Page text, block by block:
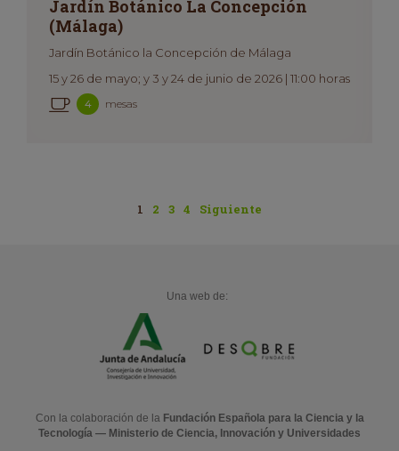
Jardín Botánico La Concepción
(Málaga)
Jardín Botánico la Concepción de Málaga
15 y 26 de mayo; y 3 y 24 de junio de 2026 | 11:00 horas
4 mesas
1 2 3 4 Siguiente
Una web de:
Con la colaboración de la Fundación Española para la Ciencia y la
Tecnología — Ministerio de Ciencia, Innovación y Universidades